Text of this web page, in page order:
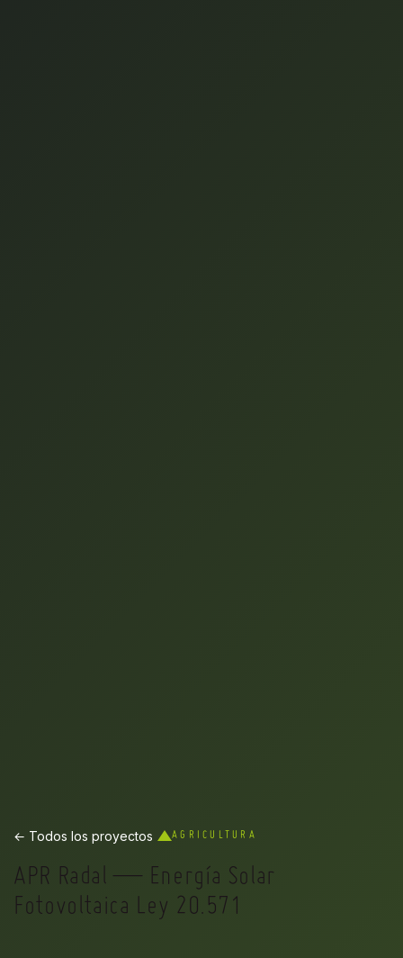
← Todos los proyectos AGRICULTURA
APR Radal — Energía Solar
Fotovoltaica Ley 20.571